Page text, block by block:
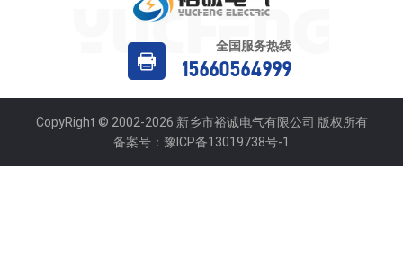
全国服务热线
15660564999
CopyRight © 2002-2026 新乡市裕诚电气有限公司 版权所有
备案号： 豫ICP备13019738号-1